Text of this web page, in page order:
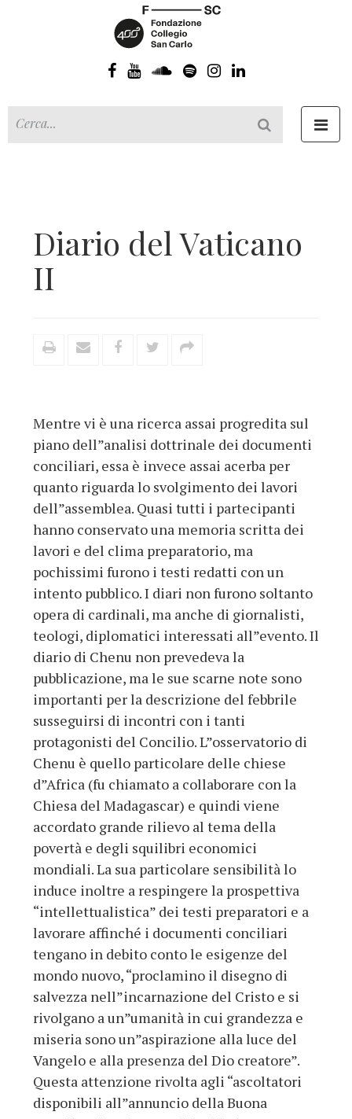
Diario del Vaticano
II
Mentre vi è una ricerca assai progredita sul
piano dell”analisi dottrinale dei documenti
conciliari, essa è invece assai acerba per
quanto riguarda lo svolgimento dei lavori
dell”assemblea. Quasi tutti i partecipanti
hanno conservato una memoria scritta dei
lavori e del clima preparatorio, ma
pochissimi furono i testi redatti con un
intento pubblico. I diari non furono soltanto
opera di cardinali, ma anche di giornalisti,
teologi, diplomatici interessati all”evento. Il
diario di Chenu non prevedeva la
pubblicazione, ma le sue scarne note sono
importanti per la descrizione del febbrile
susseguirsi di incontri con i tanti
protagonisti del Concilio. L”osservatorio di
Chenu è quello particolare delle chiese
d”Africa (fu chiamato a collaborare con la
Chiesa del Madagascar) e quindi viene
accordato grande rilievo al tema della
povertà e degli squilibri economici
mondiali. La sua particolare sensibilità lo
induce inoltre a respingere la prospettiva
“intellettualistica” dei testi preparatori e a
lavorare affinché i documenti conciliari
tengano in debito conto le esigenze del
mondo nuovo, “proclamino il disegno di
salvezza nell”incarnazione del Cristo e si
rivolgano a un”umanità in cui grandezza e
miseria sono un”aspirazione alla luce del
Vangelo e alla presenza del Dio creatore”.
Questa attenzione rivolta agli “ascoltatori
disponibili all”annuncio della Buona